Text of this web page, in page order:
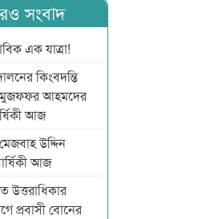
সংবাদ
এক যাত্রা!
কিংবদন্তি
মুজফ্ফর আহমদের
আজ
উদ্দিন
আজ
উত্তরাধিকার
প্রবাসী বোনের